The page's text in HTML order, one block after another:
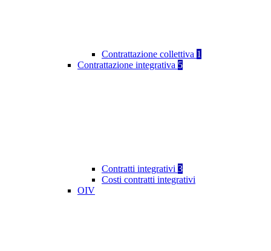
Contrattazione collettiva 1
Contrattazione integrativa 5
Contratti integrativi 3
Costi contratti integrativi
OIV